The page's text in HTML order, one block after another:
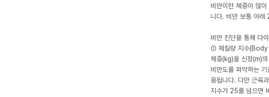
비만이란 체중이 많
니다. 비만 보통 아래
비만 진단을 통해 다
① 체질량 지수
체중(kg)을 신장(m)
비만도를 파악하는
용됩니다. 다만 근육
지수가 25를 넘으면